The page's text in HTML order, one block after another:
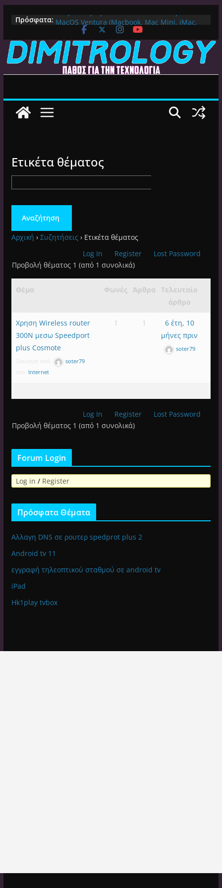
περιεχόμενο
Πρόσφατα:
Πως αλλάζουμε DNS Server σε Mac με
MacOS Ventura (Macbook, Mac Mini, iMac,
IPVanish Προσφορά: 83% Έκπτωση στο
Premium VPN – Δες γιατί αξίζει
Alive GR Kodi: Γιατί Δεν Λειτουργεί Πλέον το
Ελληνικό Add-on
και Ασύρματη Μεταφορά
Ο Καλύτερος Launcher για Android TV /
Ετικέτα θέματος
Αρχική › Συζητήσεις › Ετικέτα θέματος
Log In
Register
Lost Password
Προβολή θέματος 1 (από 1 συνολικά)
Θέμα Φωνές Άρθρα
Τελευταίο
άρθρο
Χρηση Wireless router
300N μεσω Speedport
plus Cosmote
Ξεκίνησε από:
soter79
στο: Internet
1 1
6 έτη, 10
μήνες πριν
soter79
Log In Register
Lost Password
Προβολή θέματος 1 (από 1 συνολικά)
Forum Login
Log in / Register
Πρόσφατα Θέματα
Αλλαγη DNS σε ρουτερ spedprot plus 2
Android tv 11
εγγραφή τηλεοπτικού σταθμού σε android tv
iPad
Hk1play tvbox